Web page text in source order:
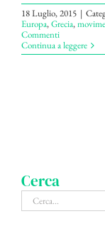
18 Luglio, 2015 |
Europa,Grecia,
Commenti
Continua a leggere
Cerca
Cerca
per: